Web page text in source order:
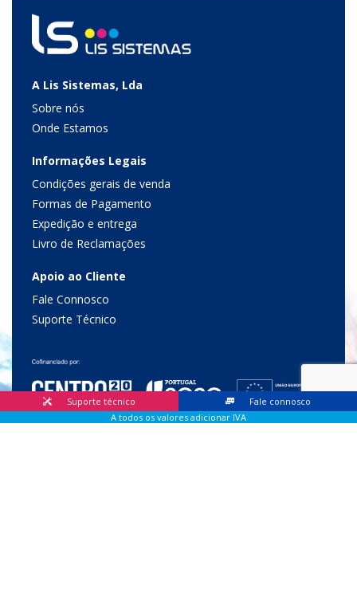
A Lis Sistemas, Lda
Sobre nós
Onde Estamos
Informações Legais
Condições gerais de venda
Formas de Pagamento
Expedição e entrega
Livro de Reclamações
Apoio ao Cliente
Fale Connosco
Suporte Técnico
Suporte técnico
Fale connosco
A todos os valores adicionar IVA